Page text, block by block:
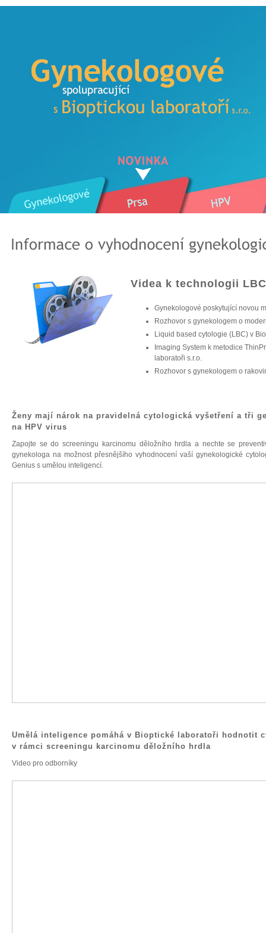
Videa k technologii LBC
Gynekologové poskytující novou
Rozhovor s gynekologem o
Liquid based cytologie (LBC) v
Imaging System k metodice
laboratoři s.r.o.
Rozhovor s gynekologem o
Ženy mají nárok na pravidelná cytologická vyšetření a tři
na HPV virus
Zapojte se do screeningu karcinomu děložního hrdla a nechte se
gynekologa na možnost přesnějšího vyhodnocení vaší gynekologické
Genius s umělou inteligencí.
Umělá inteligence pomáhá v Bioptické laboratoři hodnotit
v rámci screeningu karcinomu děložního hrdla
Video pro odborníky